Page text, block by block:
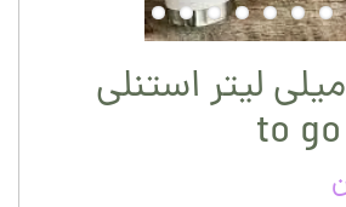
فلاسک 750 میلی لیتر استنلی